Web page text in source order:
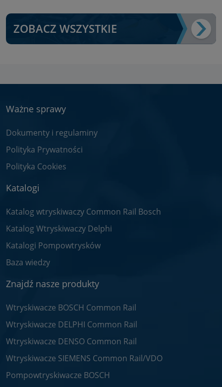
ZOBACZ WSZYSTKIE
Ważne sprawy
Dokumenty i regulaminy
Polityka Prywatności
Polityka Cookies
Katalogi
Katalog wtryskiwaczy Common Rail Bosch
Katalog Wtryskiwaczy Delphi
Katalogi Pompowtrysków
Baza wiedzy
Znajdź nasze produkty
Wtryskiwacze BOSCH Common Rail
Wtryskiwacze DELPHI Common Rail
Wtryskiwacze DENSO Common Rail
Wtryskiwacze SIEMENS Common Rail/VDO
Pompowtryskiwacze BOSCH